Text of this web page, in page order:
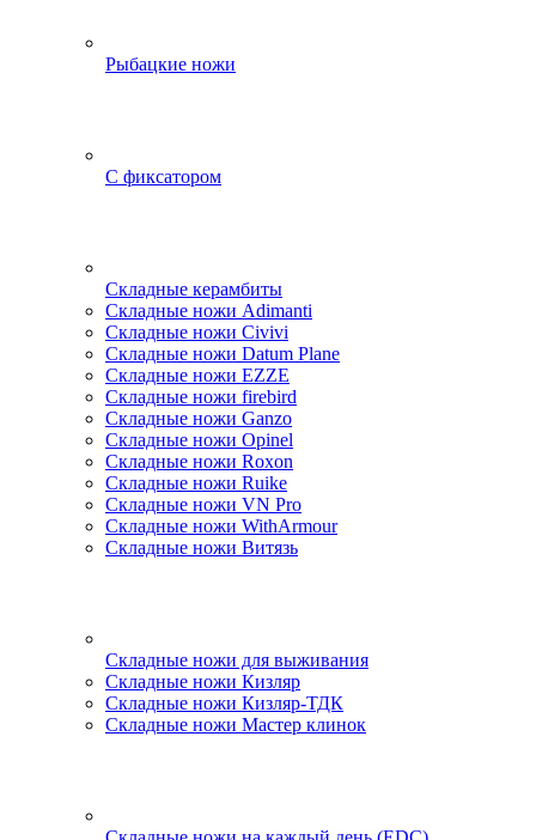
Рыбацкие ножи
С фиксатором
Складные керамбиты
Складные ножи Adimanti
Складные ножи Civivi
Складные ножи Datum Plane
Складные ножи EZZE
Складные ножи firebird
Складные ножи Ganzo
Складные ножи Opinel
Складные ножи Roxon
Складные ножи Ruike
Складные ножи VN Pro
Складные ножи WithArmour
Складные ножи Витязь
Складные ножи для выживания
Складные ножи Кизляр
Складные ножи Кизляр-ТДК
Складные ножи Мастер клинок